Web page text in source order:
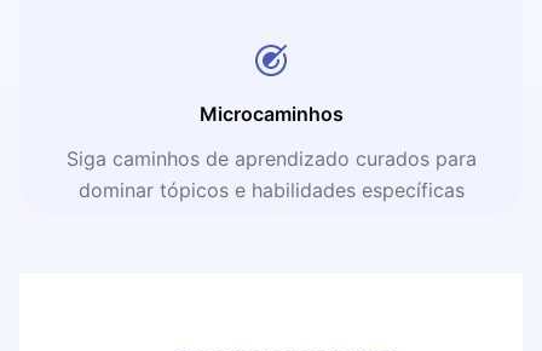
Microcaminhos
Siga caminhos de aprendizado curados para
dominar tópicos e habilidades específicas